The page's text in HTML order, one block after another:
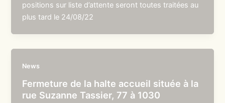
positions sur liste d’attente seront toutes traitées au
plus tard le 24/08/22
News
Fermeture de la halte accueil située à la
rue Suzanne Tassier, 77 à 1030